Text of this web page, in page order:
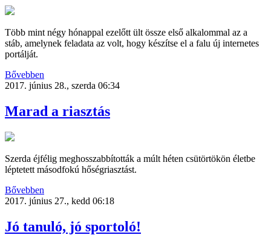
Több mint négy hónappal ezelőtt ült össze első alkalommal az a
stáb, amelynek feladata az volt, hogy készítse el a falu új internetes
portálját.
Bővebben
2017. június 28., szerda 06:34
Marad a riasztás
Szerda éjfélig meghosszabbították a múlt héten csütörtökön életbe
léptetett másodfokú hőségriasztást.
Bővebben
2017. június 27., kedd 06:18
Jó tanuló, jó sportoló!